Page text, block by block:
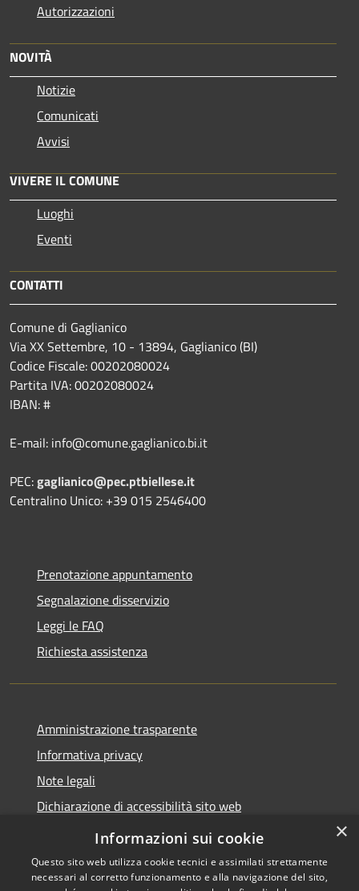
Autorizzazioni
NOVITÀ
Notizie
Comunicati
Avvisi
VIVERE IL COMUNE
Luoghi
Eventi
CONTATTI
Comune di Gaglianico
Via XX Settembre, 10 - 13894, Gaglianico (BI)
Codice Fiscale: 00202080024
Partita IVA: 00202080024
IBAN: #
E-mail: info@comune.gaglianico.bi.it
PEC:gaglianico@pec.ptbiellese.it
Centralino Unico: +39 015 2546400
Prenotazione appuntamento
Segnalazione disservizio
Leggi le FAQ
Richiesta assistenza
Amministrazione trasparente
Informativa privacy
Note legali
Dichiarazione di accessibilità sito web
WhistleblowingPA
×
Informazioni sui cookie
Questo sito web utilizza cookie tecnici e assimilati strettamente
necessari al corretto funzionamento e alla navigazione del sito,